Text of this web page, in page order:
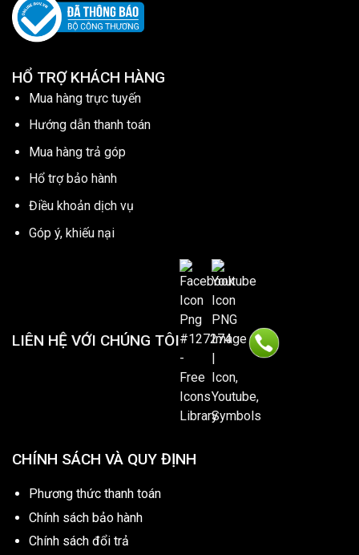
HỔ TRỢ KHÁCH HÀNG
Mua hàng trực tuyến
Hướng dẫn thanh toán
Mua hàng trả góp
Hổ trợ bảo hành
Điều khoản dịch vụ
Góp ý, khiếu nại
LIÊN HỆ VỚI CHÚNG TÔI
CHÍNH SÁCH VÀ QUY ĐỊNH
Phương thức thanh toán
Chính sách bảo hành
Chính sách đổi trả